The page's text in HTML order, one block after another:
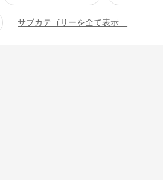
サブカテゴリーを全て表示…